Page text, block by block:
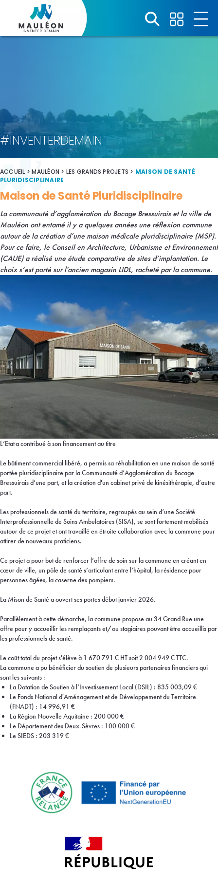
#INVENTERDEMAIN
ACCUEIL >MAULÉON > LES GRANDS PROJETS > MAISON DE SANTÉ
PLURIDISCIPLINAIRE
Maison de Santé Pluridisciplinaire
La communauté d’agglomération du Bocage Bressuirais et la ville de
Mauléon ont entamé il y a quelques années une réflexion commune
autour de la création d’une maison médicale pluridisciplinaire (MSP).
Pour ce faire, le Conseil en Architecture, Urbanisme et Environnement
(CAUE) a réalisé une étude comparative de sites d’implantation. Le
choix s’est porté sur l'ancien magasin LIDL, racheté par la commune.
L’Etat a contribué à son financement au titre
Le bâtiment commercial libéré, a permis sa réhabilitation en une maison de santé
portée pluridisciplinaire par la Communauté d’Agglomération du Bocage
Bressuirais d’une part, et la création d'un cabinet privé de kinésithérapie, d’autre
part.
Les professionnels de santé du territoire, regroupés au sein d’une Société
Interprofessionnelle de Soins Ambulatoires (SISA), se sont fortement mobilisés
autour de ce projet et ont travaillé en étroite collaboration avec la commune pour
attirer de nouveaux praticiens.
Ce projet a pour but de renforcer l’offre de soin sur la commune en créant en
cœur de ville, un pôle de santé s’articulant entre l’hôpital, la résidence pour
personnes âgées, la caserne des pompiers.
La Mison de Santé a ouvert ses portes début janvier 2026.
Parallèlement à cette démarche, la commune propose au 34 Grand Rue une
offre pour y accueillir les remplaçants et/ou stagiaires pouvant être accueillis par
les professionnels de santé.
Le coût total du projet s'élève à 1 670 791 € HT soit 2 004 949 €TTC.
La commune a pu bénéficier du soutien de plusieurs partenaires financiers qui
sont les suivants :
La Dotation de Soutien à l’Investissement Local (DSIL) : 835 003,09 €
Le Fonds National d'Aménagement et de Développement du Territoire
(FNADT) : 14 996,91 €
La Région Nouvelle Aquitaine : 200 000 €
Le Département des Deux-Sèvres : 100 000 €
Le SIEDS : 203 319 €